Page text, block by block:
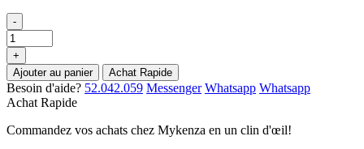
-
+
Ajouter au panier
Achat Rapide
Besoin d'aide? 52.042.059 Messenger Whatsapp Whatsapp
Achat Rapide
Commandez vos achats chez Mykenza en un clin d'œil!